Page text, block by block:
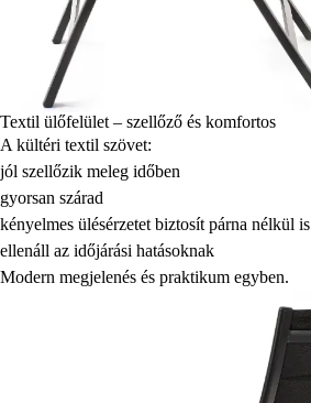
Textil ülőfelület – szellőző és komfortos
A kültéri textil szövet:
jól szellőzik meleg időben
gyorsan szárad
kényelmes ülésérzetet biztosít párna nélkül is
ellenáll az időjárási hatásoknak
Modern megjelenés és praktikum egyben.